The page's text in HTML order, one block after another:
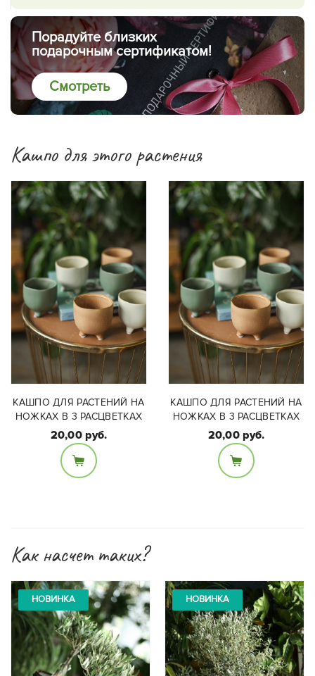
Порадуйте близких
подарочным сертификатом!
Смотреть
Кашпо для этого растения
Размер:
КАШПО ДЛЯ РАСТЕНИЙ НА
НОЖКАХ В 3 РАСЦВЕТКАХ
20,00 руб.
Размер:
КАШПО ДЛЯ РАСТЕНИЙ НА
НОЖКАХ В 3 РАСЦВЕТКАХ
20,00 руб.
Как насчет таких?
НОВИНКА НОВИНКА